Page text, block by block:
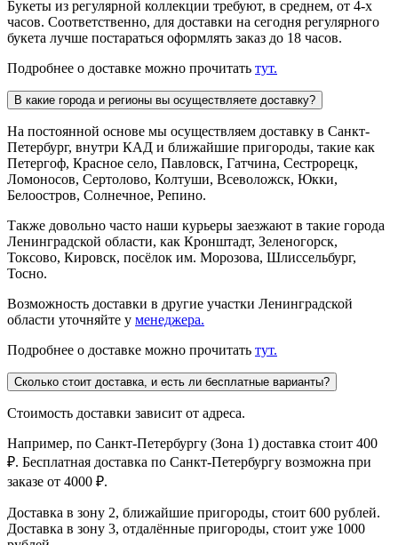
Букеты из регулярной коллекции требуют, в среднем, от 4-х
часов. Соответственно, для доставки на сегодня регулярного
букета лучше постараться оформлять заказ до 18 часов.
Подробнее о доставке можно прочитать тут.
В какие города и регионы вы осуществляете доставку?
На постоянной основе мы осуществляем доставку в Санкт-
Петербург, внутри КАД и ближайшие пригороды, такие как
Петергоф, Красное село, Павловск, Гатчина, Сестрорецк,
Ломоносов, Сертолово, Колтуши, Всеволожск, Юкки,
Белоостров, Солнечное, Репино.
Также довольно часто наши курьеры заезжают в такие города
Ленинградской области, как Кронштадт, Зеленогорск,
Токсово, Кировск, посёлок им. Морозова, Шлиссельбург,
Тосно.
Возможность доставки в другие участки Ленинградской
области уточняйте у менеджера.
Подробнее о доставке можно прочитать тут.
Сколько стоит доставка, и есть ли бесплатные варианты?
Стоимость доставки зависит от адреса.
Например, по Санкт-Петербургу (Зона 1) доставка стоит 400
₽. Бесплатная доставка по Санкт-Петербургу возможна при
заказе от 4000 ₽.
Доставка в зону 2, ближайшие пригороды, стоит 600 рублей.
Доставка в зону 3, отдалённые пригороды, стоит уже 1000